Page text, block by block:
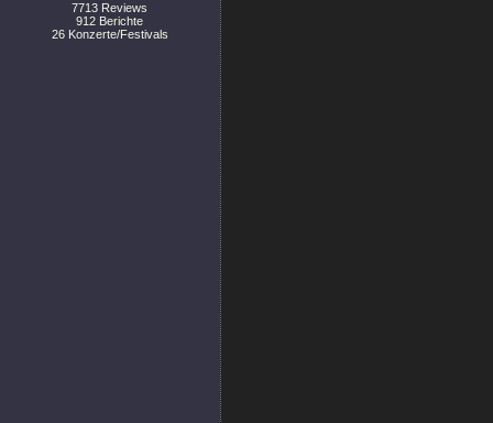
7713 Reviews
912 Berichte
26 Konzerte/Festivals